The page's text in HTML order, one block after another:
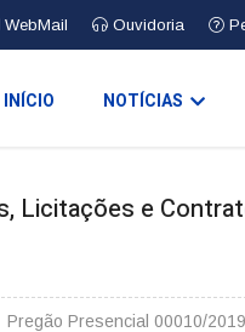
WebMail Ouvidoria
INÍCIO NOTÍCIAS
Licitações e
Pregão Presencial 00010/2019